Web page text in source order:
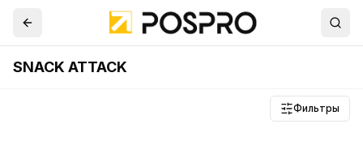
SNACK ATTACK
Фильтры